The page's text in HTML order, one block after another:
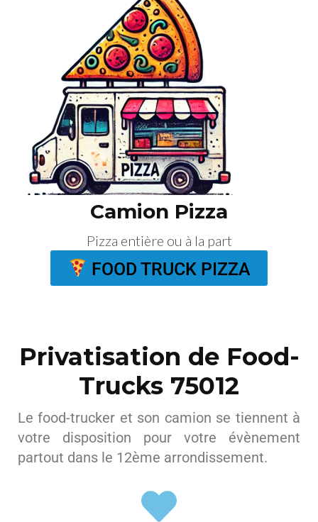
Camion Pizza
Pizza entière ou à la part
FOOD TRUCK PIZZA
Privatisation de Food-
Trucks 75012
Le food-trucker et son camion se tiennent à
votre disposition pour votre évènement
partout dans le 12ème arrondissement.